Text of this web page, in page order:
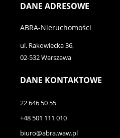
DANE ADRESOWE
ABRA-Nieruchomości
ul. Rakowiecka 36,
02-532 Warszawa
DANE KONTAKTOWE
22 646 50 55
+48 501 111 010
biuro@abra.waw.pl